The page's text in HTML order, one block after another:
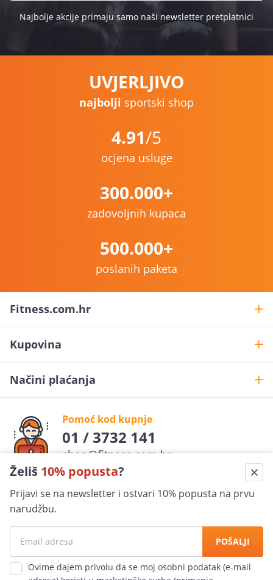
Želiš 10% popusta?
Prijavi se na newsletter i ostvari 10% popusta na prvu
narudžbu.
POŠALJI
Ovime dajem privolu da se moj osobni podatak (e-mail
Najbolje akcije primaju samo naši newsletter pretplatnici
UVJERLJIVO
najbolji sportski shop
4.91/5
ocjena usluge
300.000+
zadovoljnih kupaca
500.000+
poslanih paketa
Fitness.com.hr
Kupovina
Načini plaćanja
Pomoć kod kupnje
01 / 3732 141
shop@fitness.com.hr
pratite nas
Sigurna kupovina
100% jamčimo za sigurnost